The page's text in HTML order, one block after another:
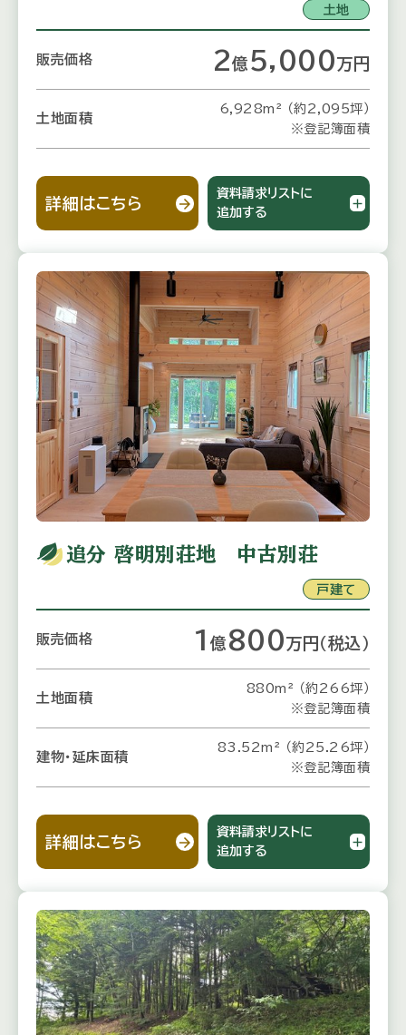
土地
販売価格 2億 5,000万 円
土地面積
6,928m² （約2,095坪）
※登記簿面積
詳細はこちら
資料請求リストに
追加する
追分 啓明別荘地 中古別荘
戸建て
販売価格 1 億 800万 円 （税込）
土地面積
880m² （約266坪）
※登記簿面積
建物・延床面積
83.52m² （約25.26坪）
※登記簿面積
詳細はこちら
資料請求リストに
追加する